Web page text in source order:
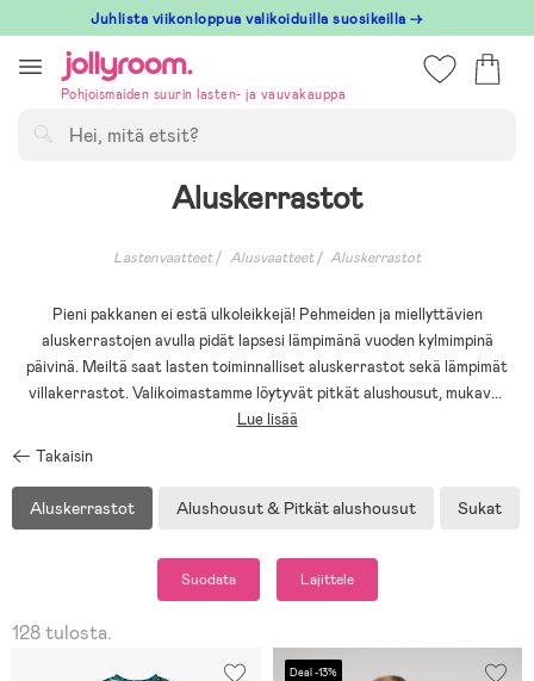
till
innehållet
Juhlista viikonloppua valikoiduilla suosikeilla →
Pohjoismaiden suurin lasten- ja vauvakauppa
Aluskerrastot
Lastenvaatteet Alusvaatteet Aluskerrastot
Pieni pakkanen ei estä ulkoleikkejä! Pehmeiden ja miellyttävien
aluskerrastojen avulla pidät lapsesi lämpimänä vuoden kylmimpinä
päivinä. Meiltä saat lasten toiminnalliset aluskerrastot sekä lämpimät
villakerrastot. Valikoimastamme löytyvät pitkät alushousut, mukav...
Lue lisää
Takaisin
Aluskerrastot Alushousut & Pitkät alushousut Sukat
Suodata Lajittele
128 tulosta.
Deal -13%